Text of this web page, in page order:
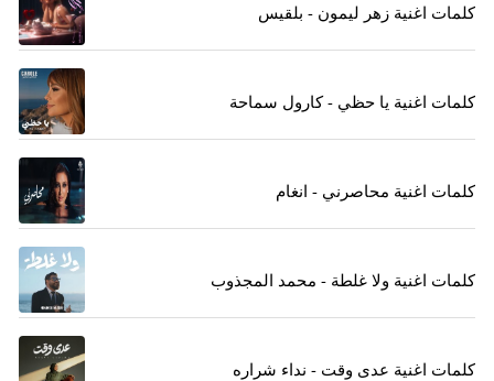
كلمات اغنية زهر ليمون - بلقيس
كلمات اغنية يا حظي - كارول سماحة
كلمات اغنية محاصرني - انغام
كلمات اغنية ولا غلطة - محمد المجذوب
كلمات اغنية عدى وقت - نداء شراره